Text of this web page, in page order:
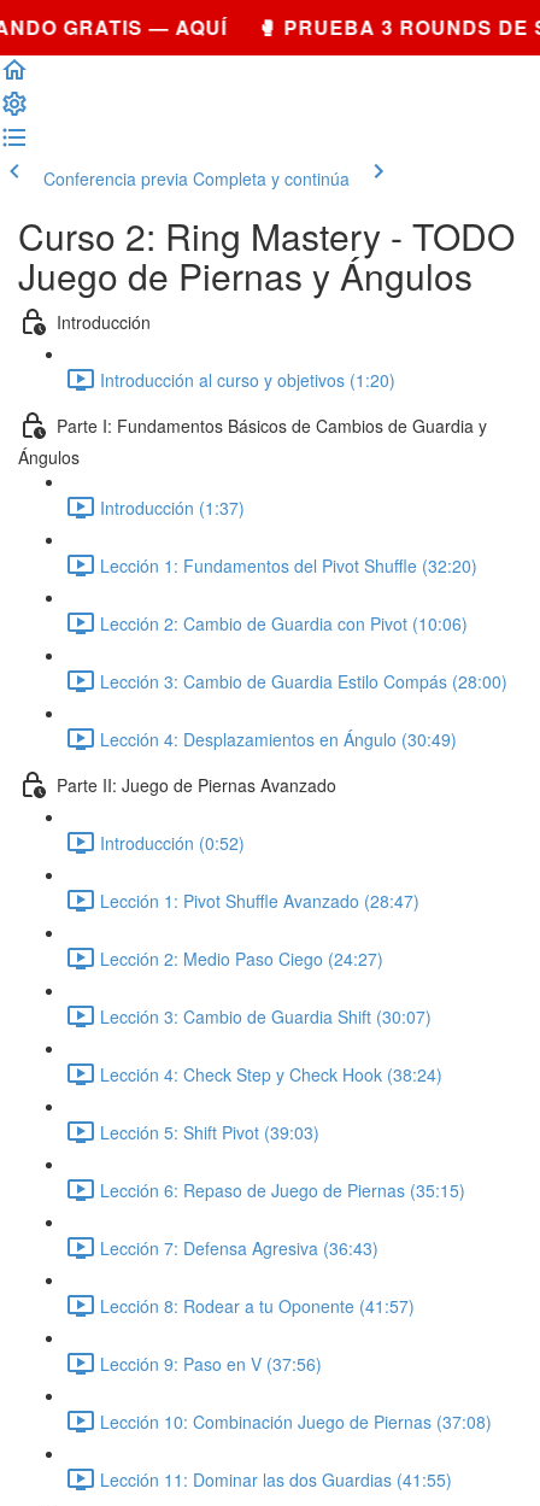
GRATIS — AQUÍ 🥊 PRUEBA 3 ROUNDS
Conferencia previa Completa y continúa
Curso 2: Ring Mastery - TODO
Juego de Piernas y Ángulos
Introducción
Introducción al curso y objetivos (1:20)
Parte I: Fundamentos Básicos de Cambios de Guardia y
Ángulos
Introducción (1:37)
Lección 1: Fundamentos del Pivot Shuffle (32:20)
Lección 2: Cambio de Guardia con Pivot (10:06)
Lección 3: Cambio de Guardia Estilo Compás (28:00)
Lección 4: Desplazamientos en Ángulo (30:49)
Parte II: Juego de Piernas Avanzado
Introducción (0:52)
Lección 1: Pivot Shuffle Avanzado (28:47)
Lección 2: Medio Paso Ciego (24:27)
Lección 3: Cambio de Guardia Shift (30:07)
Lección 4: Check Step y Check Hook (38:24)
Lección 5: Shift Pivot (39:03)
Lección 6: Repaso de Juego de Piernas (35:15)
Lección 7: Defensa Agresiva (36:43)
Lección 8: Rodear a tu Oponente (41:57)
Lección 9: Paso en V (37:56)
Lección 10: Combinación Juego de Piernas (37:08)
Lección 11: Dominar las dos Guardias (41:55)